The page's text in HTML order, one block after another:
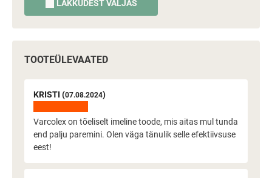
LAKKUDEST VÄLJAS
TOOTEÜLEVAATED
KRISTI (07.08.2024)
Varcolex on tõeliselt imeline toode, mis aitas mul tunda
end palju paremini. Olen väga tänulik selle efektiivsuse
eest!